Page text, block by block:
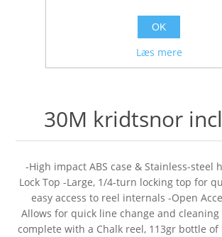
30M kridtsnor
-High impact ABS case & Stainless-steel
Lock Top -Large, 1/4-turn locking top for
easy access to reel internals -Open
Allows for quick line change and cleaning
complete with a Chalk reel, 113gr bottle of
OK
Læs mere